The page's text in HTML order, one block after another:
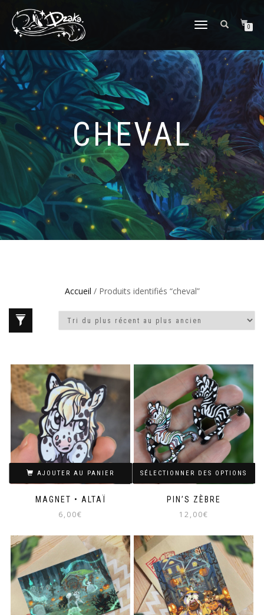
DÉPLIER/REPLIER
0
CHEVAL
Accueil / Produits identifiés “cheval”
MAGNET • ALTAÏ
6,00€
AJOUTER AU PANIER
PIN’S ZÈBRE
12,00€
SÉLECTIONNER DES OPTIONS
Ce
produit
a
plusieurs
variations.
Les
options
peuvent